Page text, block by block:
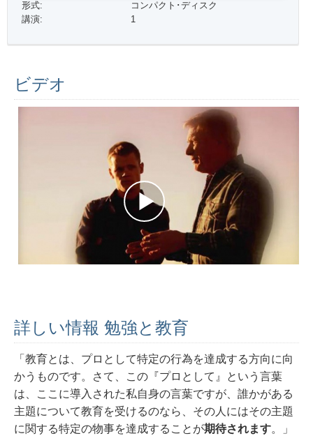
形式:
コンパクト･ディスク
講演:
1
ビデオ
詳しい情報 勉強と教育
「教育とは、プロとして特定の行為を達成する方向に向
かうものです。さて、この『プロとして』という言葉
は、ここに導入された私自身の言葉ですが、誰かがある
主題について教育を受けるのなら、その人にはその主題
に関する特定の物事を達成することが期待されます。」